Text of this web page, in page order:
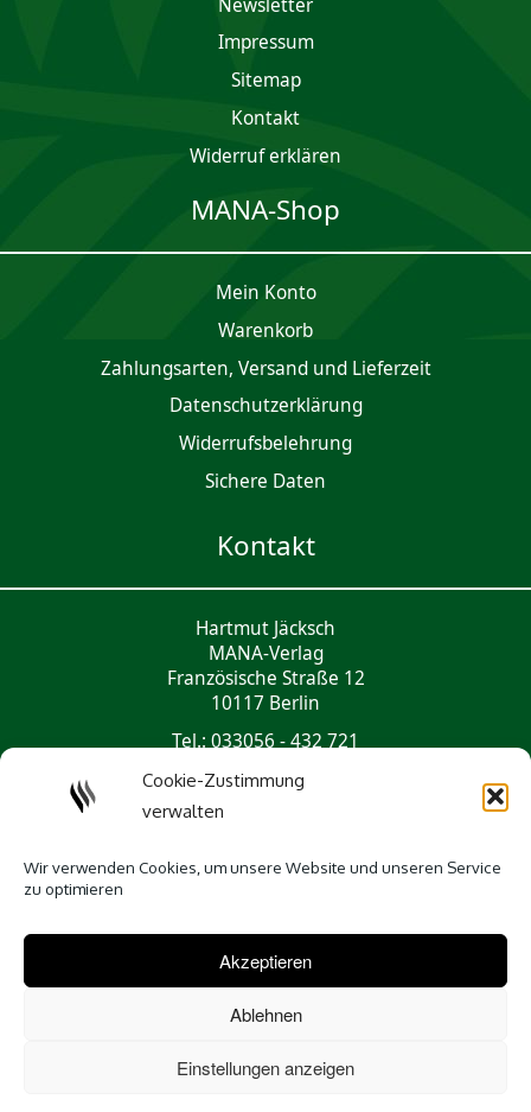
Cookie-Zustimmung
verwalten
Wir verwenden Cookies, um unsere Website und unseren Service
zu optimieren
Akzeptieren
Ablehnen
Einstellungen anzeigen
Newsletter
Impres­sum
Sitemap
Kontakt
Widerruf erklären
MANA-Shop
Mein Konto
Waren­korb
Zahlungsarten, Versand und Lieferzeit
Daten­schutz­er­klärung
Widerrufsbelehrung
Sichere Daten
Kontakt
Hartmut Jäcksch
MANA-Verlag
Französische Straße 12
10117 Berlin
Tel.: 033056 - 432 721
Social Media